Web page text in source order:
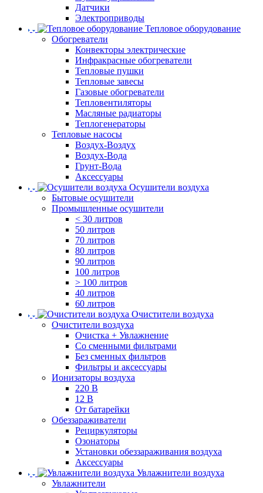
Датчики
Электроприводы
Тепловое оборудование
Обогреватели
Конвекторы электрические
Инфракрасные обогреватели
Тепловые пушки
Тепловые завесы
Газовые обогреватели
Тепловентиляторы
Масляные радиаторы
Теплогенераторы
Тепловые насосы
Воздух-Воздух
Воздух-Вода
Грунт-Вода
Аксессуары
Осушители воздуха
Бытовые осушители
Промышленные осушители
< 30 литров
50 литров
70 литров
80 литров
90 литров
100 литров
> 100 литров
40 литров
60 литров
Очистители воздуха
Очистители воздуха
Очистка + Увлажнение
Cо сменными фильтрами
Без сменных фильтров
Фильтры и аксессуары
Ионизаторы воздуха
220 В
12 В
От батарейки
Обеззараживатели
Рециркуляторы
Озонаторы
Установки обеззараживания воздуха
Аксессуары
Увлажнители воздуха
Увлажнители